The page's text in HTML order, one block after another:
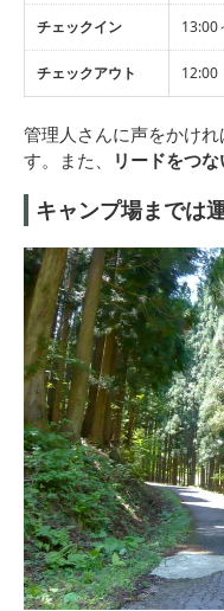
チェックイン 13:00
チェックアウト 12:00
管理人さんに声をかけ
す。また、
リードをつ
キャンプ場までは